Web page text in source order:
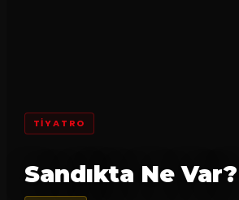
TİYATRO
Sandıkta Ne Var?